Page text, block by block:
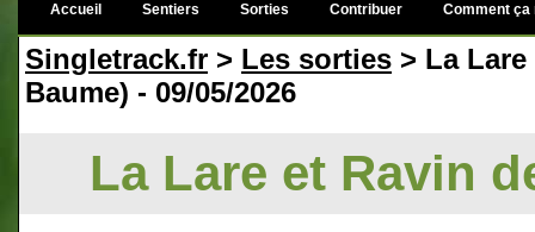
Accueil Sentiers Sorties Contribuer Comment ça
Singletrack.fr > Les sorties > La
Baume) - 09/05/2026
La Lare et Ravin